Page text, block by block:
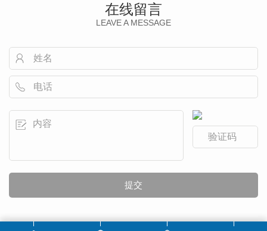
在线留言
LEAVE A MESSAGE